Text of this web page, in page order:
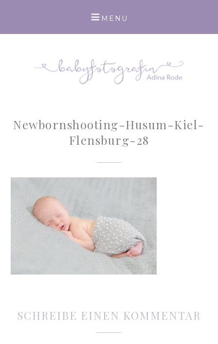
Newbornshooting-Husum-Kiel-
Flensburg-28
SCHREIBE EINEN KOMMENTAR